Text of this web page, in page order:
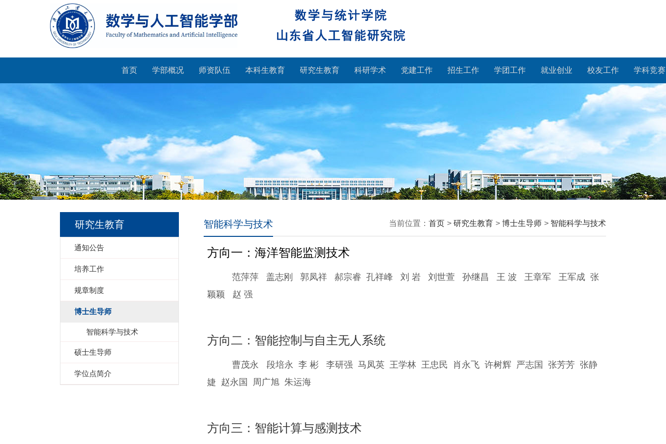
首页 学部概况 师资队伍 本科生教育 研究生教育 科研学术 党建工作 招生工作 学团工作 就业创业 校友工作 学科竞赛
研究生教育
通知公告
培养工作
规章制度
博士生导师
智能科学与技术
硕士生导师
学位点简介
当前位置：首页 > 研究生教育 > 博士生导师 > 智能科学与技术
智能科学与技术
方向一：海洋智能监测技术
范萍萍 盖志刚 郭凤祥 郝宗睿 孔祥峰 刘 岩 刘世萱 孙继昌 王 波 王章军 王军成 张
颖颖
赵 强
方向二：智能控制与自主无人系统
曹茂永 段培永 李 彬 李研强 马凤英 王学林 王忠民 肖永飞 许树辉 严志国 张芳芳 张静
婕 赵永国 周广旭 朱运海
方向三：智能计算与感测技术